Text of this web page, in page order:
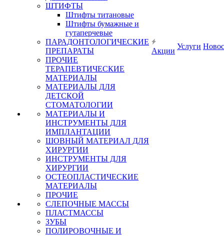
ШТИФТЫ
Штифты титановые
Штифты бумажные и
гутаперчевые
ПАРАДОНТОЛОГИЧЕСКИЕ
ПРЕПАРАТЫ
ПРОЧИЕ
ТЕРАПЕВТИЧЕСКИЕ
МАТЕРИАЛЫ
МАТЕРИАЛЫ ДЛЯ
ДЕТСКОЙ
СТОМАТОЛОГИИ
МАТЕРИАЛЫ И
ИНСТРУМЕНТЫ ДЛЯ
ИМПЛАНТАЦИИ
ШОВНЫЙ МАТЕРИАЛ ДЛЯ
ХИРУРГИИ
ИНСТРУМЕНТЫ ДЛЯ
ХИРУРГИИ
ОСТЕОПЛАСТИЧЕСКИЕ
МАТЕРИАЛЫ
ПРОЧИЕ
СЛЕПОЧНЫЕ МАССЫ
ПЛАСТМАССЫ
ЗУБЫ
ПОЛИРОВОЧНЫЕ И
Акции
Услуги